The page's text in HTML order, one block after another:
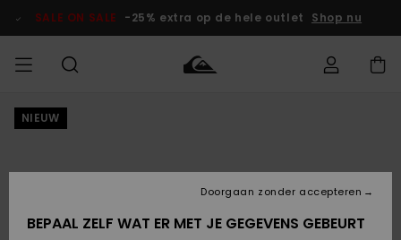
Productinformatie
SALE ON SALE -25% extra op de hele outlet Shop nu
HEREN
Accessoires
JONGENS
Accessoires
DAMES
Surf Shop
Snow Shop
Kinderen
Retouren
NIEUW
BEPAAL ZELF WAT ER MET JE GEGEVENS GEBEURT
Doorgaan zonder accepteren